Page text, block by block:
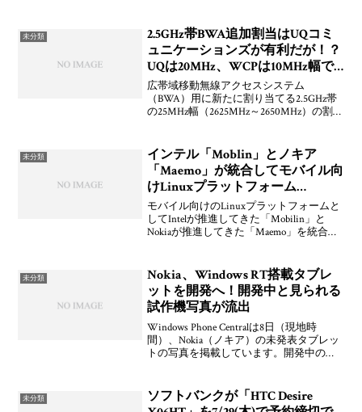
未分類
2.5GHz帯BWA追加割当はUQコミ
ュニケーションズが有利だが！？
UQは20MHz、WCPは10MHz幅で
申請
広帯域移動無線アクセスシステム
（BWA）用に新たに割り当てる2.5GHz帯
の25MHz幅（2625MHz～2650MHz）の割り
イヤレスシ
未分類
インテル「Moblin」とノキア
「Maemo」が統合してモバイル向
けLinuxプラットフォーム
「MeeGo」へ
モバイル向けのLinuxプラットフォームと
してIntelが推進してきた「Mobilin」と
Nokiaが推進してきた「Maemo」を統合し
「Mobile World Con
未分類
Nokia、Windows RT搭載タブレ
ットを開発へ！開発中と見られる
試作機写真が流出
Windows Phone Centralは8日（現地時
間）、Nokia（ノキア）の未発表タブレッ
トの写真を掲載しています。開発中の試
RT」を搭載している
未分類
ソフトバンクが「HTC Desire